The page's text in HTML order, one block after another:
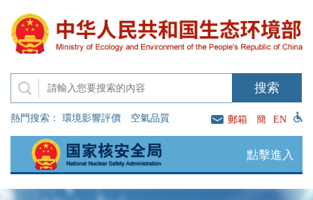
熱門搜索： 環境影響評價 空氣品質 郵箱 簡 EN
點擊進入